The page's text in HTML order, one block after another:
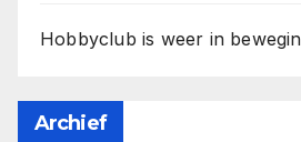
Hobbyclub is weer in
Archief